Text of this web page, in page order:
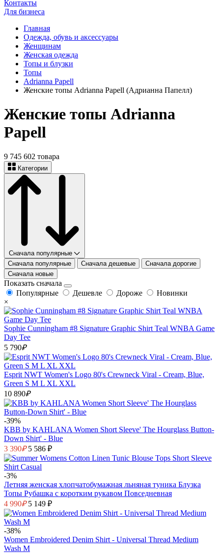
Контакты
Для бизнеса
Главная
Одежда, обувь и аксессуары
Женщинам
Женская одежда
Топы и блузки
Топы
Adrianna Papell
Женские топы Adrianna Papell (Адрианна Папелл)
Женские топы Adrianna
Papell
9 745 602 товарa
Категории
Сначала популярные
Сначала популярные
Сначала дешевые
Сначала дорогие
Сначала новые
Показать сначала
Популярные
Дешевле Дороже
Новинки
×
Sophie Cunningham #8 Signature Graphic Shirt Teal WNBA Game
Day Tee
5 790₽
Esprit NWT Women's Logo 80's Crewneck Viral - Cream, Blue,
Green S M L XL XXL
10 890₽
-39%
KBB by KAHLANA Women Short Sleeve' The Hourglass Button-
Down Shirt' - Blue
3 390₽ 5 586 ₽
-3%
Летняя женская хлопчатобумажная льняная туника Блузка
Топы Рубашка с коротким рукавом Повседневная
4 990₽ 5 149 ₽
-38%
Women Embroidered Denim Shirt - Universal Thread Medium
Wash M